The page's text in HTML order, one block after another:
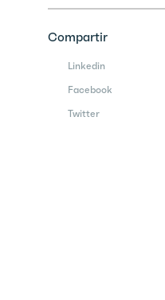
Compartir
Linkedin
Facebook
Twitter